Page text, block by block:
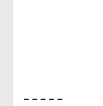
– – – – –